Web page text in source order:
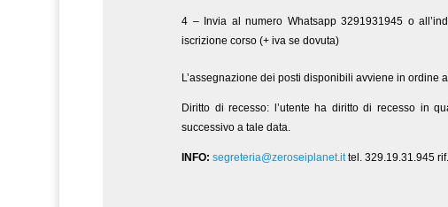
4 – Invia al numero Whatsapp 3291931945 o
iscrizione corso (+ iva se dovuta)
L’assegnazione dei posti disponibili avviene in ordine
Diritto di recesso: l’utente ha diritto di recesso in
successivo a tale data.
INFO: segreteria@zeroseiplanet.ittel. 329.19.31.945